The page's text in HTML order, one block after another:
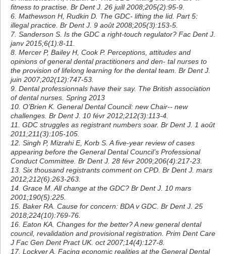
fitness to practise. Br Dent J. 26 juill 2008;205(2):95-9.
6. Mathewson H, Rudkin D. The GDC- lifting the lid. Part 5:
illegal practice. Br Dent J. 9 août 2008;205(3):153-5.
7. Sanderson S. Is the GDC a right-touch regulator? Fac Dent J.
janv 2015;6(1):8-11.
8. Mercer P, Bailey H, Cook P. Perceptions, attitudes and
opinions of general dental practitioners and den- tal nurses to
the provision of lifelong learning for the dental team. Br Dent J.
juin 2007;202(12):747-53.
9. Dental professionnals have their say. The British association
of dental nurses. Spring 2013
10. O’Brien K. General Dental Council: new Chair-- new
challenges. Br Dent J. 10 févr 2012;212(3):113-4.
11. GDC struggles as registrant numbers soar. Br Dent J. 1 août
2011;211(3):105-105.
12. Singh P, Mizrahi E, Korb S. A five-year review of cases
appearing before the General Dental Council’s Professional
Conduct Committee. Br Dent J. 28 févr 2009;206(4):217-23.
13. Six thousand registrants comment on CPD. Br Dent J. mars
2012;212(6):263-263.
14. Grace M. All change at the GDC? Br Dent J. 10 mars
2001;190(5):225.
15. Baker RA. Cause for concern: BDA v GDC. Br Dent J. 25
2018;224(10):769-76.
16. Eaton KA. Changes for the better? A new general dental
council, revalidation and provisional registration. Prim Dent Care
J Fac Gen Dent Pract UK. oct 2007;14(4):127-8.
17. Lockyer A. Facing economic realities at the General Dental